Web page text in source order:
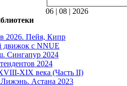
06 | 08 | 2026
2026. Пейя, Кипр
с NNUE
Сингапур 2024
2024
XIX века (Часть II)
Астана 2023